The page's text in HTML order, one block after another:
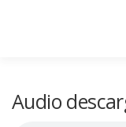
Audio